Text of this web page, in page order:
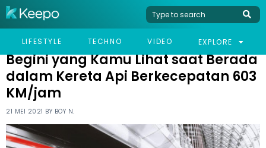
LIFESTYLE TECHNO VIDEO EXPLORE
HOME LIFESTYLE
BEGINI YANG KAMU LIHAT SAAT BERADA DALAM KERETA API
Begini yang Kamu Lihat saat Berada
dalam Kereta Api Berkecepatan 603
KM/jam
21 MEI 2021 BY BOY N.